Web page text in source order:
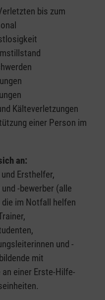
bis zum
Kälteverletzungen
einer Person im
an:
Ersthelfer,
-bewerber (alle
im Notfall helfen
und -
mit
einer Erste-Hilfe-